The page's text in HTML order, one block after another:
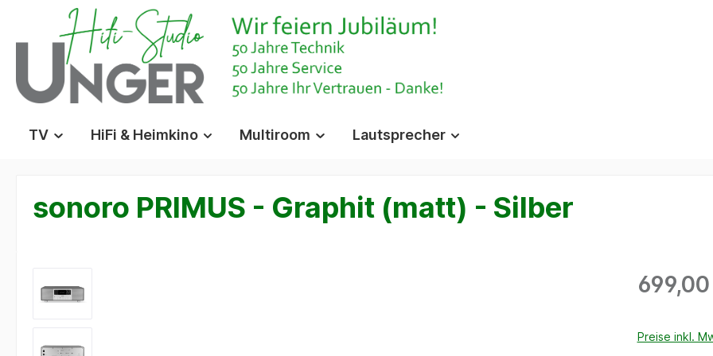
Zur Hauptnavigation springen
TV HiFi & Heimkino Multiroom Lautsprecher
sonoro PRIMUS - Graphit (matt) - Silber
Preise inkl.